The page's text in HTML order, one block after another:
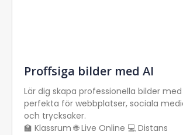
Proffsiga bilder med AI
Lär dig skapa professionella bilder
perfekta för webbplatser, sociala
och trycksaker.
🏫 Klassrum 🌐 Live Online 💻 Distans